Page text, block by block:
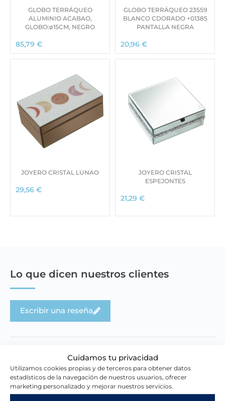
Cuidamos tu privacidad
Utilizamos cookies propias y de terceros para obtener datos
estadísticos de la navegación de nuestros usuarios, ofrecer
marketing personalizado y mejorar nuestros servicios.
GLOBO TERRÁQUEO
ALUMINIO ACABAO,
GLOBO:ø15CM, NEGRO
85,79 €
GLOBO TERRÁQUEO 23559
BLANCO CDORADO +01385
PANTALLA NEGRA
20,96 €
JOYERO CRISTAL LUNAO
29,56 €
JOYERO CRISTAL
ESPEJONTES
21,29 €
Lo que dicen nuestros clientes
Escribir una reseña
Novedades en la tienda